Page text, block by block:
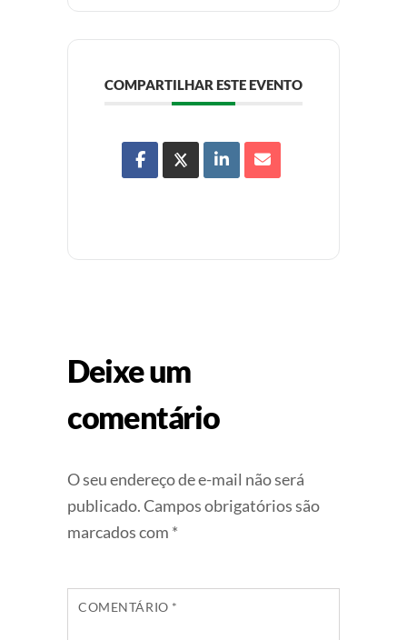
COMPARTILHAR ESTE EVENTO
Deixe um
comentário
O seu endereço de e-mail não será
publicado.Campos obrigatórios são
marcados com *
COMENTÁRIO *